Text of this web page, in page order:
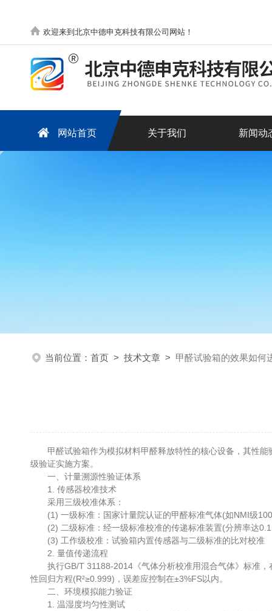
欢迎来到北京中德申克科技有限公司网站！
网站首页 关于我们 新闻动
当前位置： 首页 > 技术文章 > 甲醛试验箱的效果如何
甲醛试验箱作为模拟材料甲醛释放特性的核心设备，其性能
级验证实施方案。
一、计量溯源性验证体系
1. 传感器校准技术
采用三级校准体系：
(1) 一级标准：国家计量院认证的甲醛标准气体(如NMI级
(2) 二级标准：经一级标准校准的传递标准装置(分辨率达
(3) 工作级校准：试验箱内置传感器与二级标准的比对校准
2. 量值传递流程
执行GB/T 31188-2014《气体分析校准用混合气体》标准，
性回归方程(R²≥0.999)，误差应控制在±3%FS以内。
二、环境模拟能力验证
1. 温湿度均匀性测试